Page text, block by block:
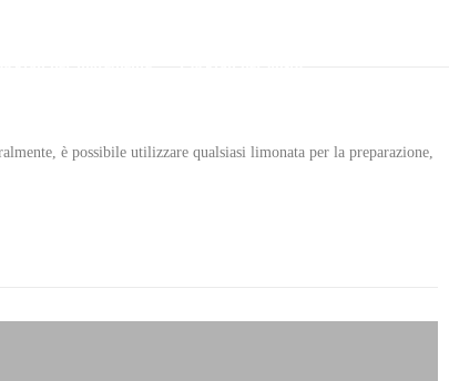
è possibile utilizzare qualsiasi limonata per la preparazione,